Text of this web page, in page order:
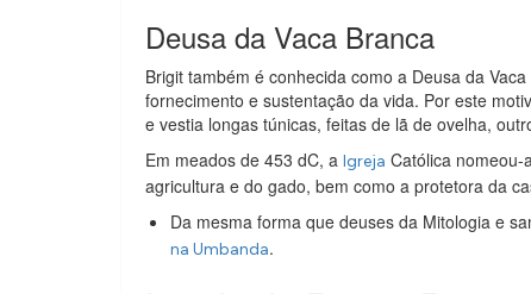
Deusa da Vaca Branca
Brigit também é conhecida como a Deusa da
fornecimento e sustentação da vida. Por este
e vestia longas túnicas, feitas de lã de ovelha,
Em meados de 453 dC, a Igreja Católica
agricultura e do gado, bem como a protetora da
Da mesma forma que deuses da Mitologia e
na Umbanda.